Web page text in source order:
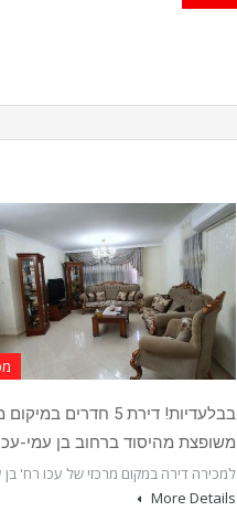
בבלעדיות! דירת 5 חדרים
משופצת מהיסוד ברחוב בן עמי-
למכירה דירה במקום מרכזי של עכו רח'
More Details